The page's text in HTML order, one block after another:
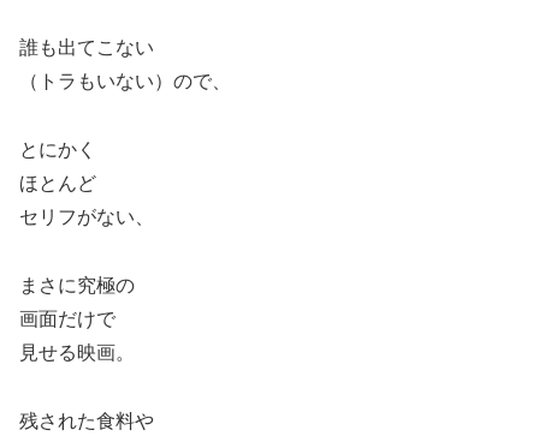
誰も出てこない
（トラもいない）ので、
とにかく
ほとんど
セリフがない、
まさに究極の
画面だけで
見せる映画。
残された食料や